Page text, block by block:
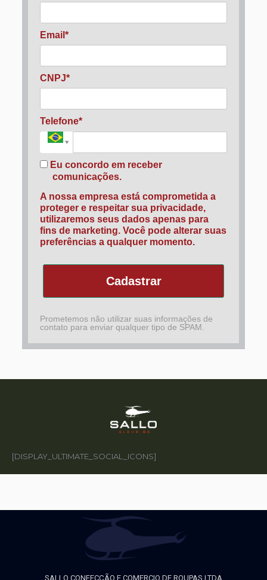
Email*
CNPJ*
Telefone*
Eu concordo em receber
comunicações.
A nossa empresa está comprometida a
proteger e respeitar sua privacidade,
utilizaremos seus dados apenas para
fins de marketing. Você pode alterar suas
preferências a qualquer momento.
Cadastrar
Prometemos não utilizar suas informações de
contato para enviar qualquer tipo de SPAM.
[DISPLAY_ULTIMATE_SOCIAL_ICONS]
SALLO CONFECÇÃO E COMERCIO DE ROUPAS LTDA